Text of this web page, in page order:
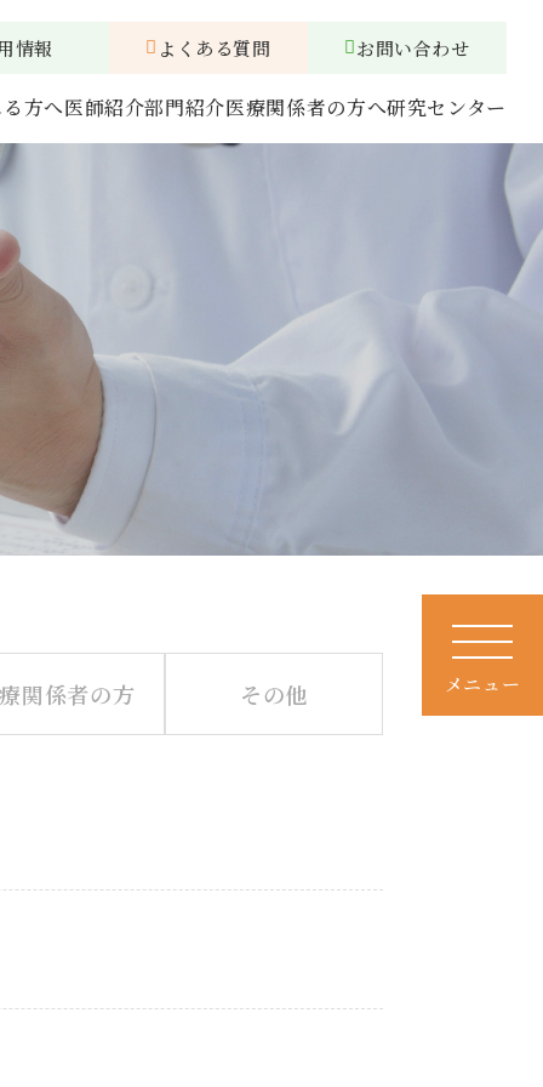
情報 よくある質問 お問い合わせ
方へ医師紹介部門紹介医療関係者の方へ研究センター
メニュー
関係者の方 その他